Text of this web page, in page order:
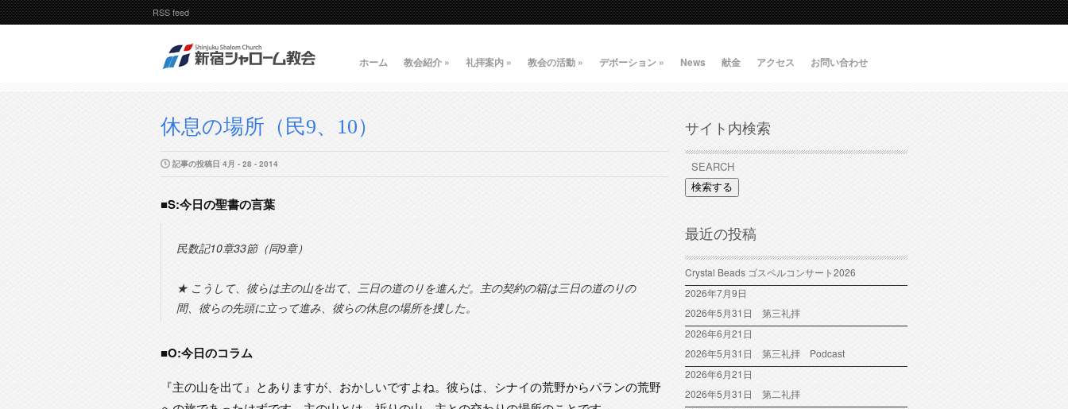
RSS feed
ホーム 教会紹介 » 礼拝案内 » 教会の活動 » デボーション » News 献金 アクセス お問い合わせ
休息の場所（民9、10）
記事の投稿日 4月 - 28 - 2014
■S:今日の聖書の言葉
民数記10章33節（同9章）
★ こうして、彼らは主の山を出て、三日の道のりを進んだ。主の契約の箱は三日の道のりの
間、彼らの先頭に立って進み、彼らの休息の場所を捜した。
■O:今日のコラム
『主の山を出て』とありますが、おかしいですよね。彼らは、シナイの荒野からパランの荒野
サイト内検索
検索する
最近の投稿
Crystal Beads ゴスペルコンサート2026
2026年7月9日
2026年5月31日 第三礼拝
2026年6月21日
2026年5月31日 第三礼拝 Podcast
2026年6月21日
2026年5月31日 第二礼拝